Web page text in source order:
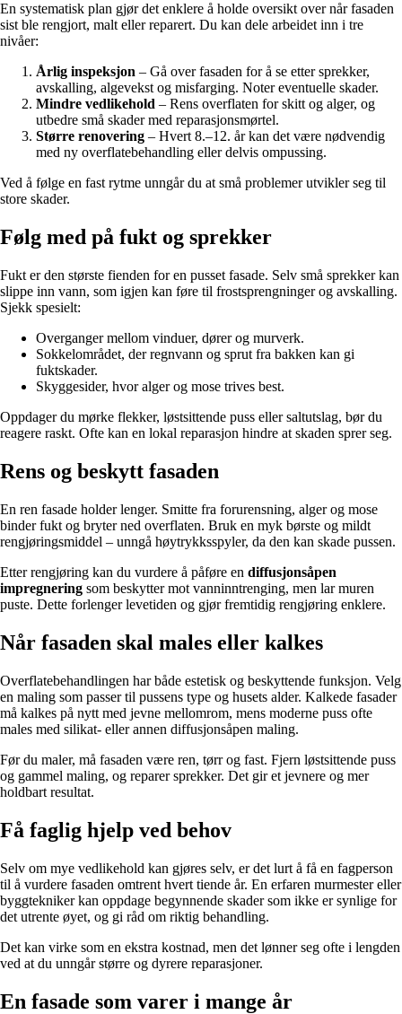
En systematisk plan gjør det enklere å holde oversikt over når fasaden
sist ble rengjort, malt eller reparert. Du kan dele arbeidet inn i tre
nivåer:
Årlig inspeksjon – Gå over fasaden for å se etter sprekker,
avskalling, algevekst og misfarging. Noter eventuelle skader.
Mindre vedlikehold – Rens overflaten for skitt og alger, og
utbedre små skader med reparasjonsmørtel.
Større renovering – Hvert 8.–12. år kan det være nødvendig
med ny overflatebehandling eller delvis ompussing.
Ved å følge en fast rytme unngår du at små problemer utvikler seg til
store skader.
Følg med på fukt og sprekker
Fukt er den største fienden for en pusset fasade. Selv små sprekker kan
slippe inn vann, som igjen kan føre til frostsprengninger og avskalling.
Sjekk spesielt:
Overganger mellom vinduer, dører og murverk.
Sokkelområdet, der regnvann og sprut fra bakken kan gi
fuktskader.
Skyggesider, hvor alger og mose trives best.
Oppdager du mørke flekker, løstsittende puss eller saltutslag, bør du
reagere raskt. Ofte kan en lokal reparasjon hindre at skaden sprer seg.
Rens og beskytt fasaden
En ren fasade holder lenger. Smitte fra forurensning, alger og mose
binder fukt og bryter ned overflaten. Bruk en myk børste og mildt
rengjøringsmiddel – unngå høytrykksspyler, da den kan skade pussen.
Etter rengjøring kan du vurdere å påføre en diffusjonsåpen
impregnering som beskytter mot vanninntrenging, men lar muren
puste. Dette forlenger levetiden og gjør fremtidig rengjøring enklere.
Når fasaden skal males eller kalkes
Overflatebehandlingen har både estetisk og beskyttende funksjon. Velg
en maling som passer til pussens type og husets alder. Kalkede fasader
må kalkes på nytt med jevne mellomrom, mens moderne puss ofte
males med silikat- eller annen diffusjonsåpen maling.
Før du maler, må fasaden være ren, tørr og fast. Fjern løstsittende puss
og gammel maling, og reparer sprekker. Det gir et jevnere og mer
holdbart resultat.
Få faglig hjelp ved behov
Selv om mye vedlikehold kan gjøres selv, er det lurt å få en fagperson
til å vurdere fasaden omtrent hvert tiende år. En erfaren murmester eller
byggtekniker kan oppdage begynnende skader som ikke er synlige for
det utrente øyet, og gi råd om riktig behandling.
Det kan virke som en ekstra kostnad, men det lønner seg ofte i lengden
ved at du unngår større og dyrere reparasjoner.
En fasade som varer i mange år